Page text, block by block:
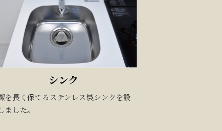
シンク
を長く保てるステンレス製シンクを設
ました。